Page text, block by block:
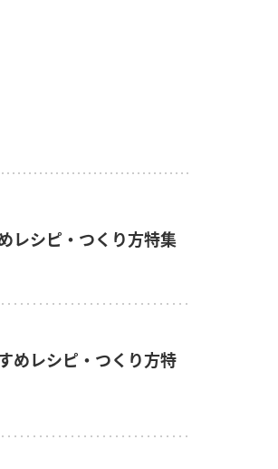
レシピ・つくり方特集
めレシピ・つくり方特